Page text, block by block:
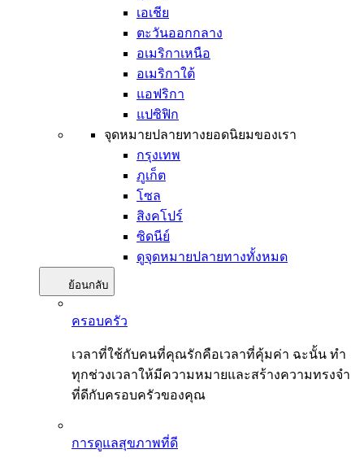
เอเชีย
ตะวันออกกลาง
อเมริกาเหนือ
อเมริกาใต้
แอฟริกา
แปซิฟิก
จุดหมายปลายทางยอดนิยมของเรา
กรุงเทพ
ภูเก็ต
โซล
สิงคโปร์
ซิดนีย์
ดูจุดหมายปลายทางทั้งหมด
ย้อนกลับ
ครอบครัว
เวลาที่ใช้กับคนที่คุณรักคือเวลาที่คุ้มค่า ฉะนั้น ทำ
ทุกช่วงเวลาให้มีความหมายและสร้างความทรงจำ
ที่ดีกับครอบครัวของคุณ
การดูแลสุขภาพที่ดี